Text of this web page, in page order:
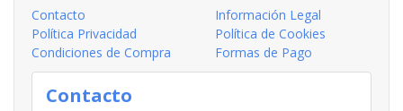
Contacto
Información Legal
Política Privacidad
Política de Cookies
Condiciones de Compra
Formas de Pago
Contacto